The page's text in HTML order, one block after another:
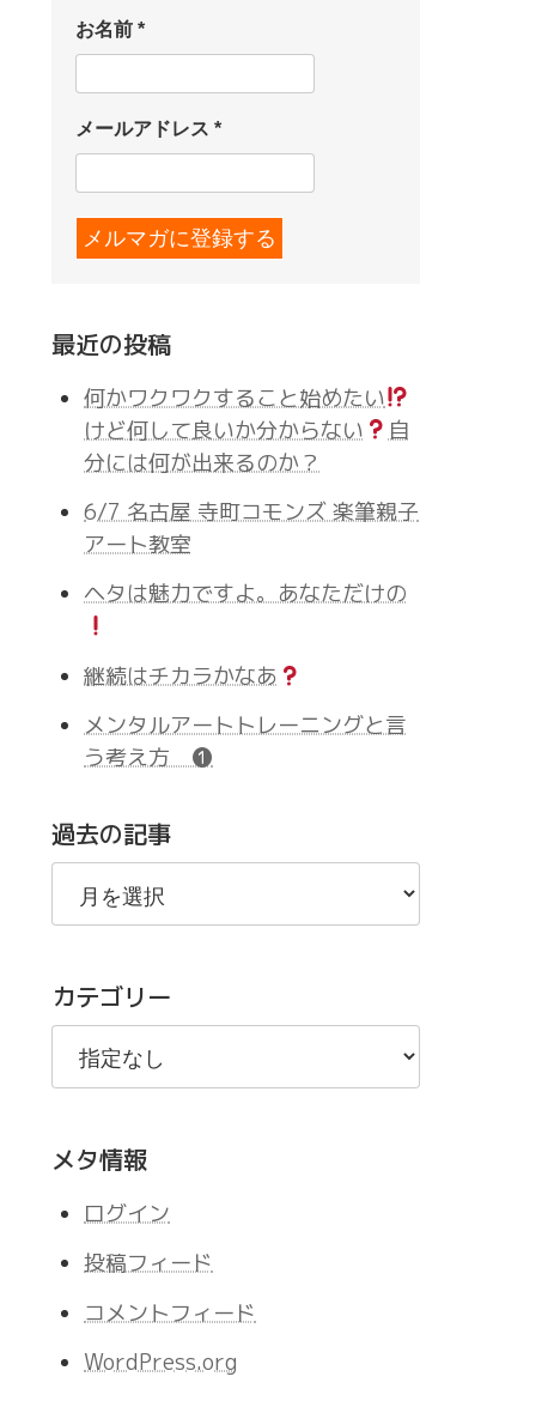
お名前*
メールアドレス*
最近の投稿
何かワクワクすること始めたい
けど何して良いか分からない
自
分には何が出来るのか？
6/7 名古屋 寺町コモンズ 楽筆親子
アート教室
ヘタは魅力ですよ。あなただけの
継続はチカラかなあ
メンタルアートトレーニングと言
う考え方 ❶
過去の記事
過
の
事
カテゴリー
メタ情報
ログイン
投稿フィード
コメントフィード
WordPress.org